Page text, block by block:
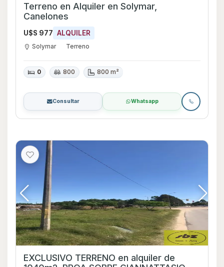
Terreno en Alquiler en Solymar,
Canelones
U$S 977 ALQUILER
Solymar Terreno
0 800 800 m²
Consultar Whatsapp
EXCLUSIVO TERRENO en alquiler de